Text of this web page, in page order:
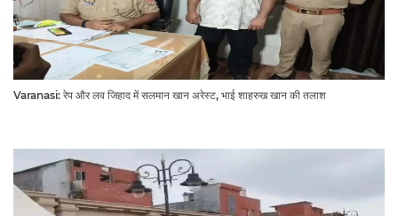
Varanasi: रेप और लव जिहाद में सलमान खान अरेस्ट, भाई शाहरुख खान की तलाश